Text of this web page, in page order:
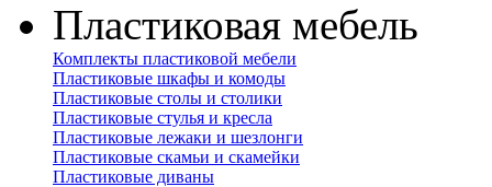
Пластиковая мебель
Комплекты пластиковой мебели
Пластиковые шкафы и комоды
Пластиковые столы и столики
Пластиковые стулья и кресла
Пластиковые лежаки и шезлонги
Пластиковые скамьи и скамейки
Пластиковые диваны